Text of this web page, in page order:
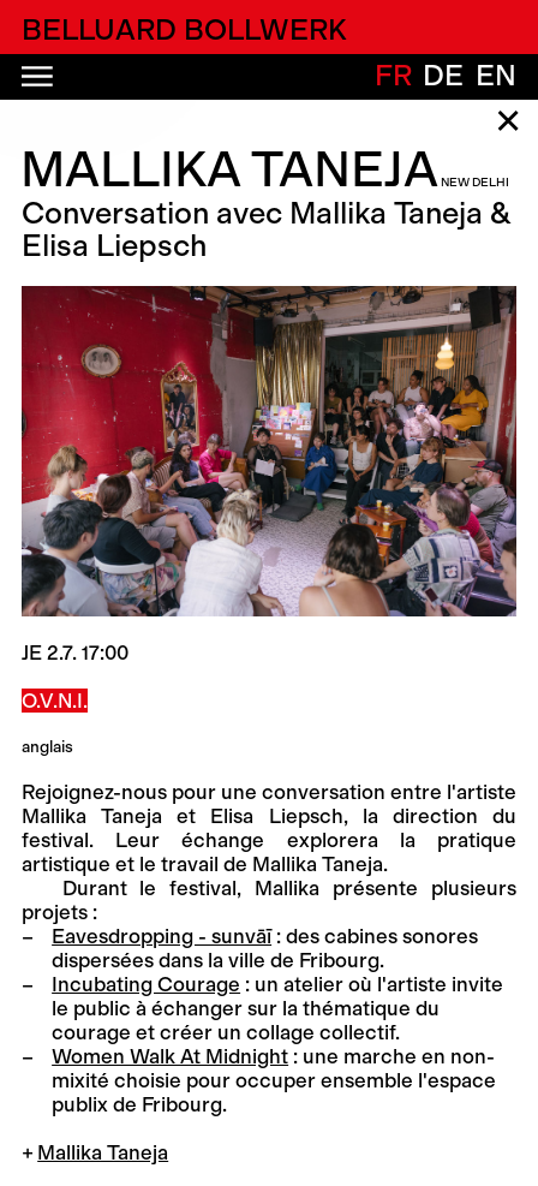
BELLUARD BOLLWERK
FR DE EN
✕
MALLIKA TANEJA NEW DELHI
Conversation avec Mallika Taneja &
Elisa Liepsch
Rejoignez-nous pour une conversation entre l'artiste
Mallika Taneja et Elisa Liepsch, la direction du
festival. Leur échange explorera la pratique
artistique et le travail de Mallika Taneja.
Durant le festival, Mallika présente plusieurs
projets :
Eavesdropping - sunvāī: des cabines sonores
dispersées dans la ville de Fribourg.
Incubating Courage : un atelier où l'artiste invite
le public à échanger sur la thématique du
courage et créer un collage collectif.
Women Walk At Midnight : une marche en non-
mixité choisie pour occuper ensemble l'espace
publix de Fribourg.
Mallika Taneja
JE 2.7. 17:00
O.V.N.I.
anglais